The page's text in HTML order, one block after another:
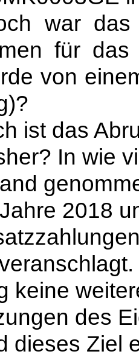
war das
für
von
ist das
In wie
2018
keine
des
dieses Ziel